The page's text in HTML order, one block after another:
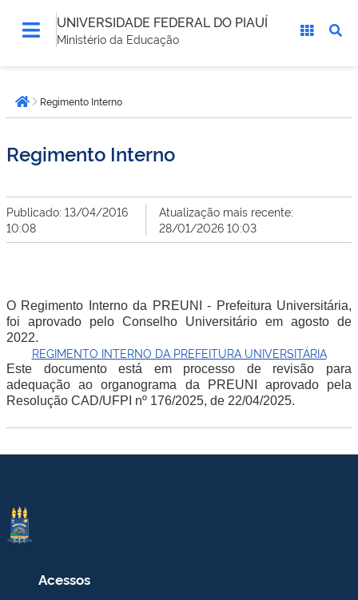
UNIVERSIDADE FEDERAL DO PIAUÍ
Ministério da Educação
está
aqui:Página inicial
Regimento Interno
Regimento Interno
Publicado: 13/04/2016
10:08
Atualização mais recente:
28/01/2026 10:03
O Regimento Interno da PREUNI - Prefeitura Universitária,
foi aprovado pelo Conselho Universitário em agosto de
2022.
REGIMENTO INTERNO DA PREFEITURA UNIVERSITÁRIA
Este documentoestá em processo de revisão para
adequação ao organograma da PREUNI aprovado pela
Resolução CAD/UFPI nº 176/2025, de 22/04/2025.
Acessos